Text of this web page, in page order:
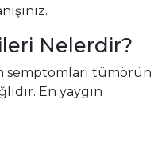
Nelerdir?
semptomları tümörün
En yaygın